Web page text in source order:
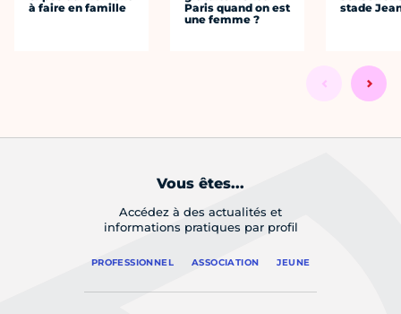
à faire en famille
Paris quand on est
une femme ?
stade
Vous êtes...
Accédez à des actualités et
informations pratiques par profil
PROFESSIONNEL ASSOCIATION JEUNE